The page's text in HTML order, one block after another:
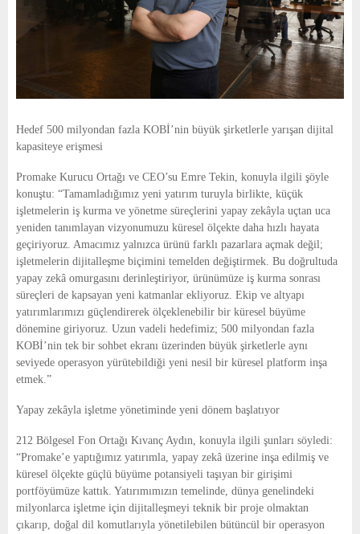
Hedef 500 milyondan fazla KOBİ’nin büyük şirketlerle yarışan dijital
kapasiteye erişmesi
Promake Kurucu Ortağı ve CEO’su Emre Tekin, konuyla ilgili şöyle
konuştu: “Tamamladığımız yeni yatırım turuyla birlikte, küçük
işletmelerin iş kurma ve yönetme süreçlerini yapay zekâyla uçtan uca
yeniden tanımlayan vizyonumuzu küresel ölçekte daha hızlı hayata
geçiriyoruz. Amacımız yalnızca ürünü farklı pazarlara açmak değil;
işletmelerin dijitalleşme biçimini temelden değiştirmek. Bu doğrultuda
yapay zekâ omurgasını derinleştiriyor, ürünümüze iş kurma sonrası
süreçleri de kapsayan yeni katmanlar ekliyoruz. Ekip ve altyapı
yatırımlarımızı güçlendirerek ölçeklenebilir bir küresel büyüme
dönemine giriyoruz. Uzun vadeli hedefimiz; 500 milyondan fazla
KOBİ’nin tek bir sohbet ekranı üzerinden büyük şirketlerle aynı
seviyede operasyon yürütebildiği yeni nesil bir küresel platform inşa
etmek.”
Yapay zekâyla işletme yönetiminde yeni dönem başlatıyor
212 Bölgesel Fon Ortağı Kıvanç Aydın, konuyla ilgili şunları söyledi:
“Promake’e yaptığımız yatırımla, yapay zekâ üzerine inşa edilmiş ve
küresel ölçekte güçlü büyüme potansiyeli taşıyan bir girişimi
portföyümüze kattık. Yatırımımızın temelinde, dünya genelindeki
milyonlarca işletme için dijitalleşmeyi teknik bir proje olmaktan
çıkarıp, doğal dil komutlarıyla yönetilebilen bütüncül bir operasyon